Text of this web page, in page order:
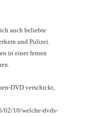
auch beliebte
und Polizei.
in einer fernen
DVD verschickt,
02/10/welche-dvds-